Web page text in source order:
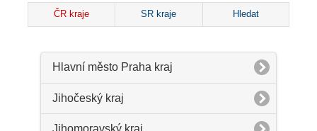
ČR kraje SR kraje Hledat
Hlavní město Praha kraj
Jihočeský kraj